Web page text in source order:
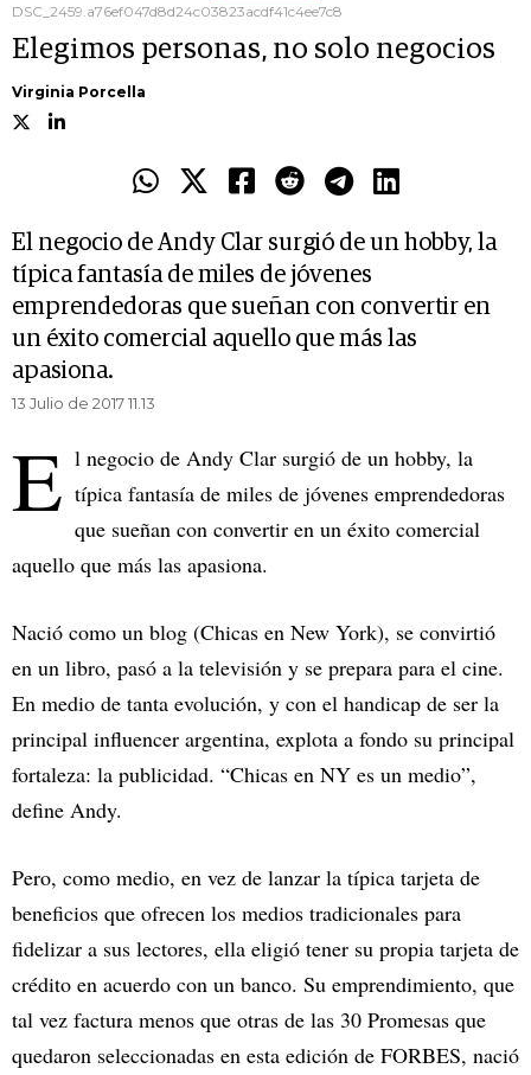
DSC_2459.a76ef047d8d24c03823acdf41c4ee7c8
Elegimos personas, no solo negocios
Virginia Porcella
El negocio de Andy Clar surgió de un hobby, la
típica fantasía de miles de jóvenes
emprendedoras que sueñan con convertir en
un éxito comercial aquello que más las
apasiona.
13 Julio de 2017 11.13
E l negocio de Andy Clar surgió de un hobby, la
típica fantasía de miles de jóvenes emprendedoras
que sueñan con convertir en un éxito comercial
aquello que más las apasiona.
Nació como un blog (Chicas en New York), se convirtió
en un libro, pasó a la televisión y se prepara para el cine.
En medio de tanta evolución, y con el handicap de ser la
principal influencer argentina, explota a fondo su principal
fortaleza: la publicidad. “Chicas en NY es un medio”,
define Andy.
Pero, como medio, en vez de lanzar la típica tarjeta de
beneficios que ofrecen los medios tradicionales para
fidelizar a sus lectores, ella eligió tener su propia tarjeta de
crédito en acuerdo con un banco. Su emprendimiento, que
tal vez factura menos que otras de las 30 Promesas que
quedaron seleccionadas en esta edición de FORBES, nació